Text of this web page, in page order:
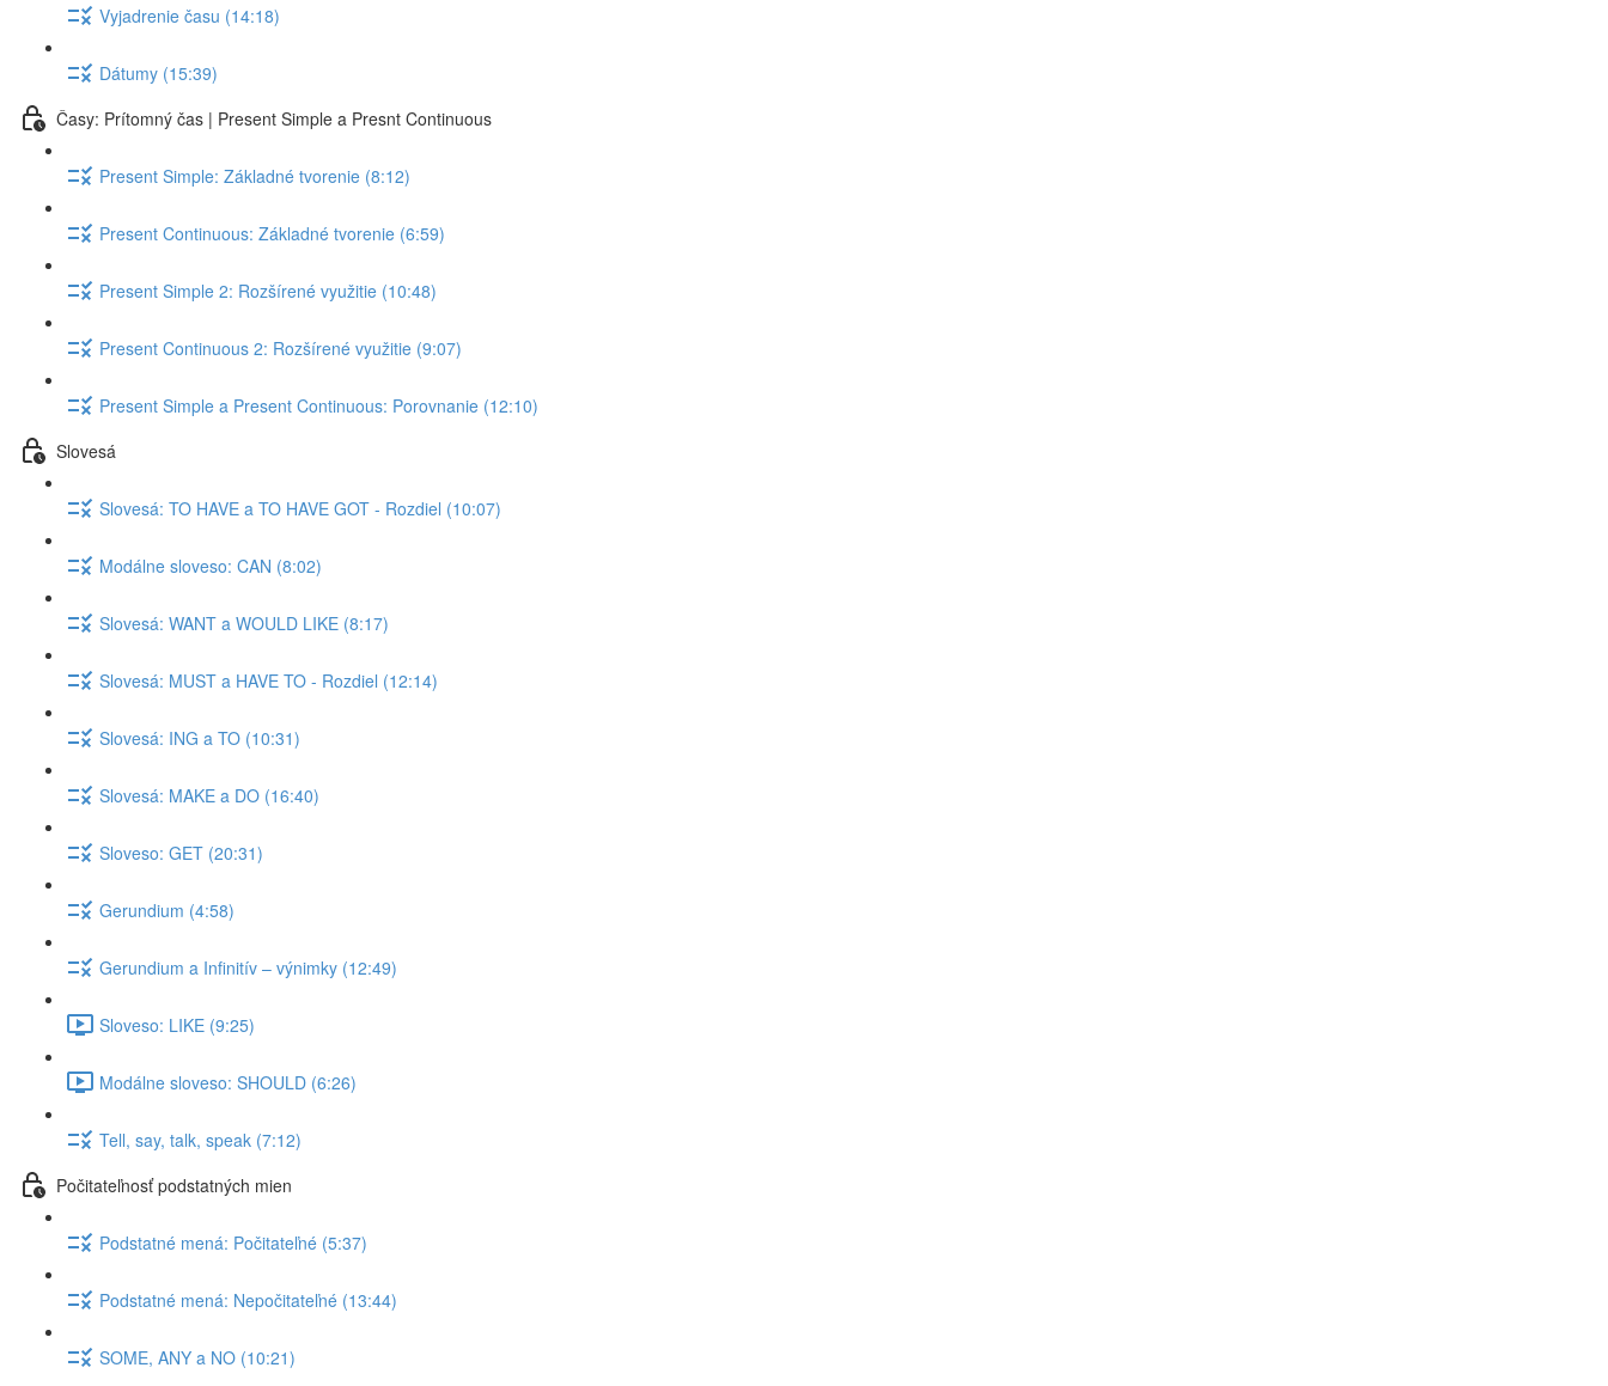
Vyjadrenie času (14:18)
Dátumy (15:39)
Časy: Prítomný čas | Present Simple a Presnt Continuous
Present Simple: Základné tvorenie (8:12)
Present Continuous: Základné tvorenie (6:59)
Present Simple 2: Rozšírené využitie (10:48)
Present Continuous 2: Rozšírené využitie (9:07)
Present Simple a Present Continuous: Porovnanie (12:10)
Slovesá
Slovesá: TO HAVE a TO HAVE GOT - Rozdiel (10:07)
Modálne sloveso: CAN (8:02)
Slovesá: WANT a WOULD LIKE (8:17)
Slovesá: MUST a HAVE TO - Rozdiel (12:14)
Slovesá: ING a TO (10:31)
Slovesá: MAKE a DO (16:40)
Sloveso: GET (20:31)
Gerundium (4:58)
Gerundium a Infinitív – výnimky (12:49)
Sloveso: LIKE (9:25)
Modálne sloveso: SHOULD (6:26)
Tell, say, talk, speak (7:12)
Počitateľnosť podstatných mien
Podstatné mená: Počitateľné (5:37)
Podstatné mená: Nepočitateľné (13:44)
SOME, ANY a NO (10:21)